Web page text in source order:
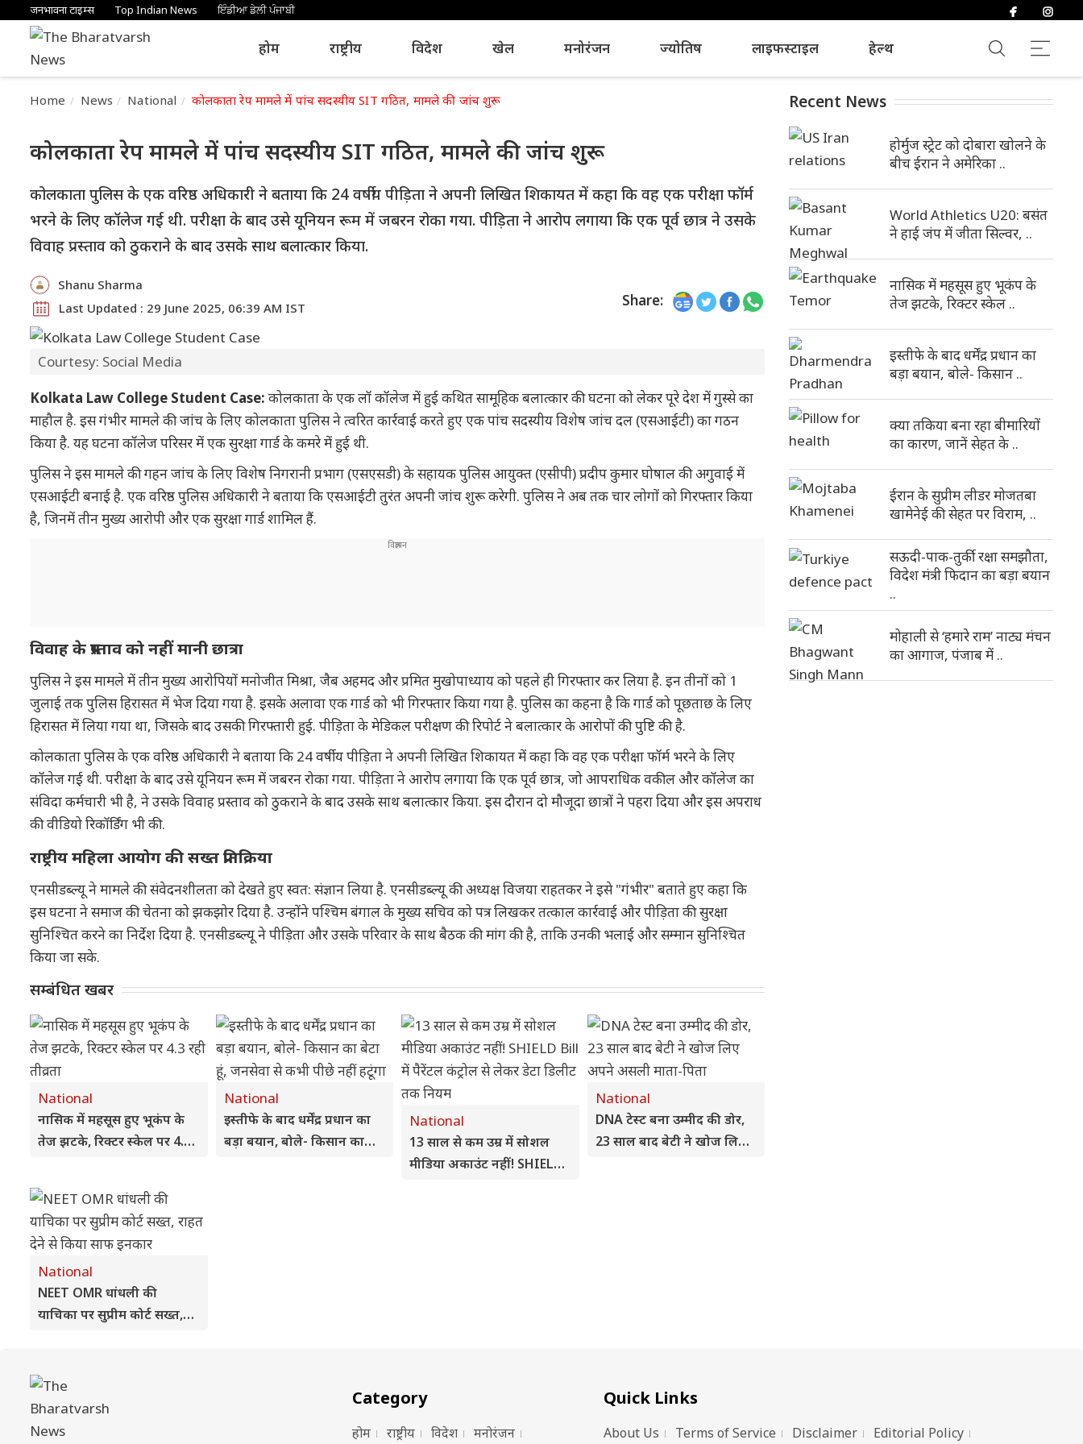
जनभावना टाइम्स Top Indian News ਇੰਡੀਆ ਡੇਲੀ ਪੰਜਾਬੀ
होम राष्ट्रीय विदेश खेल मनोरंजन ज्योतिष लाइफस्टाइल हेल्थ
Home News National कोलकाता रेप मामले में पांच सदस्यीय SIT गठित, मामले की जांच शुरू
कोलकाता रेप मामले में पांच सदस्यीय SIT गठित, मामले की जांच शुरू
कोलकाता पुलिस के एक वरिष्ठ अधिकारी ने बताया कि 24 वर्षीय पीड़िता ने अपनी लिखित शिकायत में कहा कि वह एक परीक्षा फॉर्म
भरने के लिए कॉलेज गई थी. परीक्षा के बाद उसे यूनियन रूम में जबरन रोका गया. पीड़िता ने आरोप लगाया कि एक पूर्व छात्र ने उसके
विवाह प्रस्ताव को ठुकराने के बाद उसके साथ बलात्कार किया.
Shanu Sharma
Last Updated : 29 June 2025, 06:39 AM IST
Share:
Courtesy: Social Media
Kolkata Law College Student Case: कोलकाता के एक लॉ कॉलेज में हुई कथित सामूहिक बलात्कार की घटना को लेकर पूरे देश में गुस्से का
माहौल है. इस गंभीर मामले की जांच के लिए कोलकाता पुलिस ने त्वरित कार्रवाई करते हुए एक पांच सदस्यीय विशेष जांच दल (एसआईटी) का गठन
किया है. यह घटना कॉलेज परिसर में एक सुरक्षा गार्ड के कमरे में हुई थी.
पुलिस ने इस मामले की गहन जांच के लिए विशेष निगरानी प्रभाग (एसएसडी) के सहायक पुलिस आयुक्त (एसीपी) प्रदीप कुमार घोषाल की अगुवाई में
एसआईटी बनाई है. एक वरिष्ठ पुलिस अधिकारी ने बताया कि एसआईटी तुरंत अपनी जांच शुरू करेगी. पुलिस ने अब तक चार लोगों को गिरफ्तार किया
है, जिनमें तीन मुख्य आरोपी और एक सुरक्षा गार्ड शामिल हैं.
विवाह के प्रस्ताव को नहीं मानी छात्रा
पुलिस ने इस मामले में तीन मुख्य आरोपियों मनोजीत मिश्रा, जैब अहमद और प्रमित मुखोपाध्याय को पहले ही गिरफ्तार कर लिया है. इन तीनों को 1
जुलाई तक पुलिस हिरासत में भेज दिया गया है. इसके अलावा एक गार्ड को भी गिरफ्तार किया गया है. पुलिस का कहना है कि गार्ड को पूछताछ के लिए
हिरासत में लिया गया था, जिसके बाद उसकी गिरफ्तारी हुई. पीड़िता के मेडिकल परीक्षण की रिपोर्ट ने बलात्कार के आरोपों की पुष्टि की है.
कोलकाता पुलिस के एक वरिष्ठ अधिकारी ने बताया कि 24 वर्षीय पीड़िता ने अपनी लिखित शिकायत में कहा कि वह एक परीक्षा फॉर्म भरने के लिए
कॉलेज गई थी. परीक्षा के बाद उसे यूनियन रूम में जबरन रोका गया. पीड़िता ने आरोप लगाया कि एक पूर्व छात्र, जो आपराधिक वकील और कॉलेज का
संविदा कर्मचारी भी है, ने उसके विवाह प्रस्ताव को ठुकराने के बाद उसके साथ बलात्कार किया. इस दौरान दो मौजूदा छात्रों ने पहरा दिया और इस अपराध
की वीडियो रिकॉर्डिंग भी की.
राष्ट्रीय महिला आयोग की सख्त प्रतिक्रिया
एनसीडब्ल्यू ने मामले की संवेदनशीलता को देखते हुए स्वत: संज्ञान लिया है. एनसीडब्ल्यू की अध्यक्ष विजया राहतकर ने इसे "गंभीर" बताते हुए कहा कि
इस घटना ने समाज की चेतना को झकझोर दिया है. उन्होंने पश्चिम बंगाल के मुख्य सचिव को पत्र लिखकर तत्काल कार्रवाई और पीड़िता की सुरक्षा
सुनिश्चित करने का निर्देश दिया है. एनसीडब्ल्यू ने पीड़िता और उसके परिवार के साथ बैठक की मांग की है, ताकि उनकी भलाई और सम्मान सुनिश्चित
किया जा सके.
सम्बंधित खबर
National
नासिक में महसूस हुए भूकंप के
तेज झटके, रिक्टर स्केल पर 4.3
National
इस्तीफे के बाद धर्मेंद्र प्रधान का
बड़ा बयान, बोले- किसान का
National
13 साल से कम उम्र में सोशल
मीडिया अकाउंट नहीं! SHIELD
National
DNA टेस्ट बना उम्मीद की डोर,
23 साल बाद बेटी ने खोज लिए
National
NEET OMR धांधली की
याचिका पर सुप्रीम कोर्ट सख्त,
Recent News
होर्मुज स्ट्रेट को दोबारा खोलने के
बीच ईरान ने अमेरिका ..
World Athletics U20: बसंत
ने हाई जंप में जीता सिल्वर, ..
नासिक में महसूस हुए भूकंप के
तेज झटके, रिक्टर स्केल ..
इस्तीफे के बाद धर्मेंद्र प्रधान का
बड़ा बयान, बोले- किसान ..
क्या तकिया बना रहा बीमारियों
का कारण, जानें सेहत के ..
ईरान के सुप्रीम लीडर मोजतबा
खामेनेई की सेहत पर विराम, ..
सऊदी-पाक-तुर्की रक्षा समझौता,
विदेश मंत्री फिदान का बड़ा बयान
..
मोहाली से ‘हमारे राम’ नाट्य मंचन
का आगाज, पंजाब में ..
Category
होम राष्ट्रीय विदेश मनोरंजन
Quick Links
About Us Terms of Service Disclaimer Editorial Policy